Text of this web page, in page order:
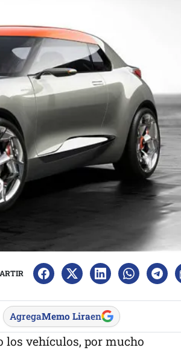
AgregaMemo Liraen
los vehículos, por mucho